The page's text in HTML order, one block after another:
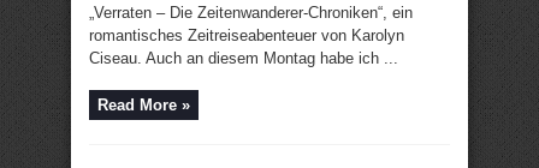
„Verraten – Die Zeitenwanderer-Chroniken“, ein
romantisches Zeitreiseabenteuer von Karolyn
Ciseau. Auch an diesem Montag habe ich ...
Read More »